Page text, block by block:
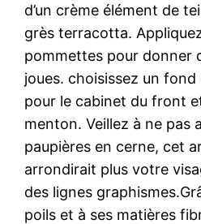
d’un crème élément de
grès terracotta.
pommettes pour donner
joues. choisissez un
pour le cabinet du front
menton. Veillez à ne pas
paupières en cerne, cet
arrondirait plus votre
des lignes
poils et à ses matières